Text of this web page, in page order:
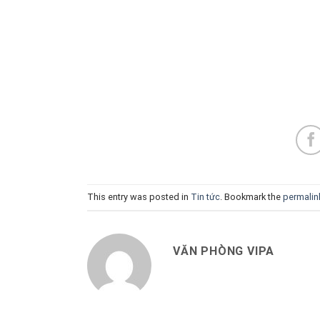
This entry was posted in Tin tức . Bookmark the
VĂN PHÒNG VIPA